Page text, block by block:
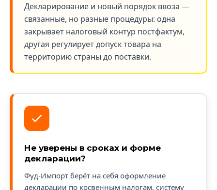
Декларирование и новый порядок ввоза —
связанные, но разные процедуры: одна
закрывает налоговый контур постфактум,
другая регулирует допуск товара на
территорию страны до поставки.
Не уверены в сроках и форме
декларации?
Фуд-Импорт берёт на себя оформление
декларации по косвенным налогам, систему